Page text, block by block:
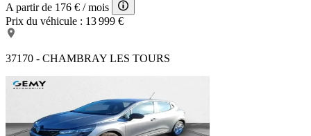
A partir de 176 € / mois
Prix du véhicule : 13 999 €
37170 - CHAMBRAY LES TOURS